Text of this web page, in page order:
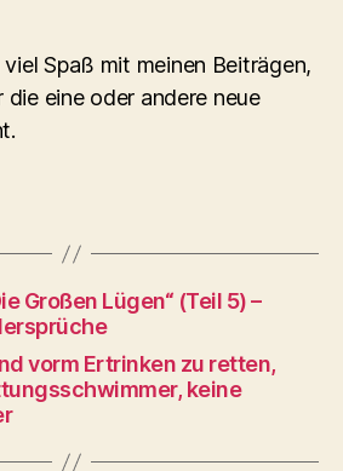
Spaß mit meinen Beiträgen,
die eine oder andere neue
Großen Lügen“ (Teil 5) –
vorm Ertrinken zu retten,
keine